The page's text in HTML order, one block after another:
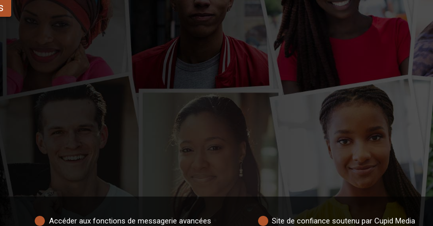
Accéder aux fonctions de messagerie avancées Site de confiance soutenu par Cupid Media